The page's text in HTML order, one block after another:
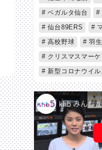
ベガルタ仙台
仙台89ERS
高校野球
羽
クリスマスマーケ
新型コロナウイル